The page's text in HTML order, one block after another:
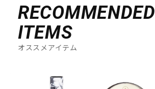
RECOMMENDED
ITEMS
オススメアイテム